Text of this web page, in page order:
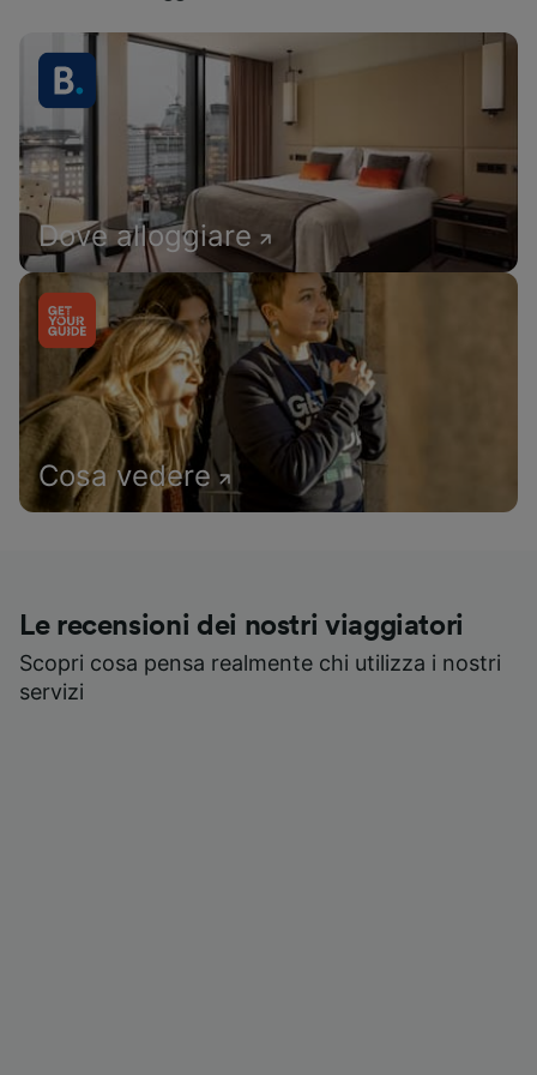
Dove alloggiare
Cosa vedere
Le recensioni dei nostri viaggiatori
Scopri cosa pensa realmente chi utilizza i nostri
servizi